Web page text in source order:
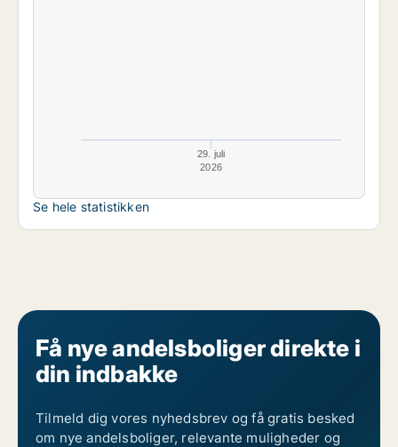
29. juli
2026
Se hele statistikken
Få nye andelsboliger direkte i
din indbakke
Tilmeld dig vores nyhedsbrev og få gratis besked
om nye andelsboliger, relevante muligheder og